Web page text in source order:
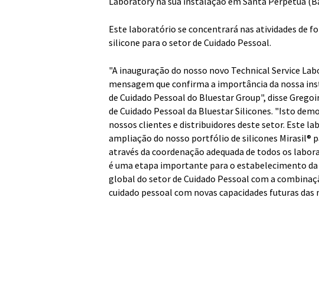
Este laboratório se concentrará nas atividades de
silicone para o setor de Cuidado Pessoal.
"A inauguração do nosso novo Technical Service
mensagem que confirma a importância da nossa
de Cuidado Pessoal do Bluestar Group", disse
de Cuidado Pessoal da Bluestar Silicones. "Isto
nossos clientes e distribuidores deste setor. Este
ampliação do nosso portfólio de silicones Mirasil®
através da coordenação adequada de todos os
é uma etapa importante para o estabelecimento
global do setor de Cuidado Pessoal com a
cuidado pessoal com novas capacidades futuras das